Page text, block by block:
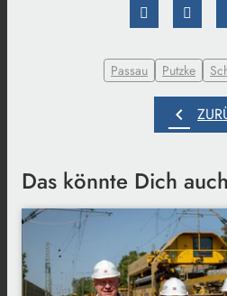
Passau Putzke
chevron_left
Das könnte Dich